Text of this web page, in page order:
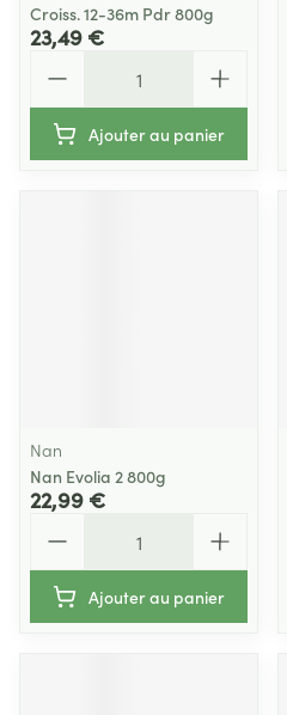
Croiss. 12-36m Pdr 800g
23,49 €
Ajouter au panier
Nan
Nan Evolia 2 800g
22,99 €
Ajouter au panier